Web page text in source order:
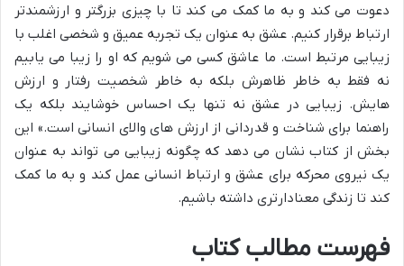
دعوت می کند و به ما کمک می کند تا با چیزی بزرگتر و ارزشمندتر
ارتباط برقرار کنیم. عشق به عنوان یک تجربه عمیق و شخصی اغلب با
زیبایی مرتبط است. ما عاشق کسی می شویم که او را زیبا می یابیم
نه فقط به خاطر ظاهرش بلکه به خاطر شخصیت رفتار و ارزش
هایش. زیبایی در عشق نه تنها یک احساس خوشایند بلکه یک
راهنما برای شناخت و قدردانی از ارزش های والای انسانی است.» این
بخش از کتاب نشان می دهد که چگونه زیبایی می تواند به عنوان
یک نیروی محرکه برای عشق و ارتباط انسانی عمل کند و به ما کمک
کند تا زندگی معنادارتری داشته باشیم.
فهرست مطالب کتاب